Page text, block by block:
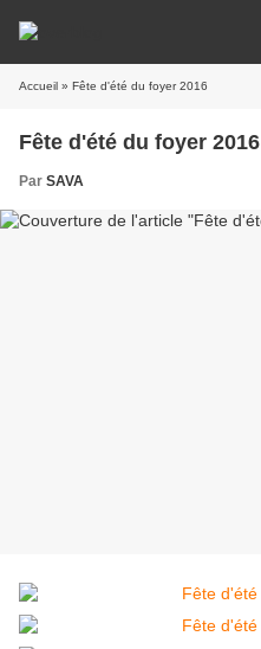
Accueil » Fête d'été du foyer 2016
Fête d'été du foyer 2016
Par SAVA